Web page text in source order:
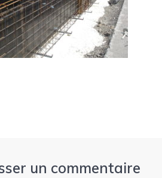
un commentaire